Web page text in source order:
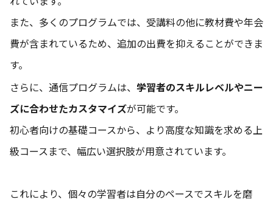
また、多くのプログラムでは、受講料の他に教材費や年会
費が含まれているため、追加の出費を抑えることができま
す。
さらに、通信プログラムは、 学習者のスキルレベルやニー
ズに合わせたカスタマイズが可能です。
初心者向けの基礎コースから、より高度な知識を求める上
級コースまで、幅広い選択肢が用意されています。
これにより、個々の学習者は自分のペースでスキルを磨